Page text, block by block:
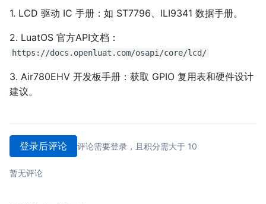
1. LCD 驱动 IC 手册：如 ST7796、ILI9341 数据手册。
2. LuatOS 官方API文档：
https://docs.openluat.com/osapi/core/lcd/
3. Air780EHV 开发板手册：获取 GPIO 复用表和硬件设计
建议。
登录后评论 评论需要登录，且积分需大于 10
暂无评论